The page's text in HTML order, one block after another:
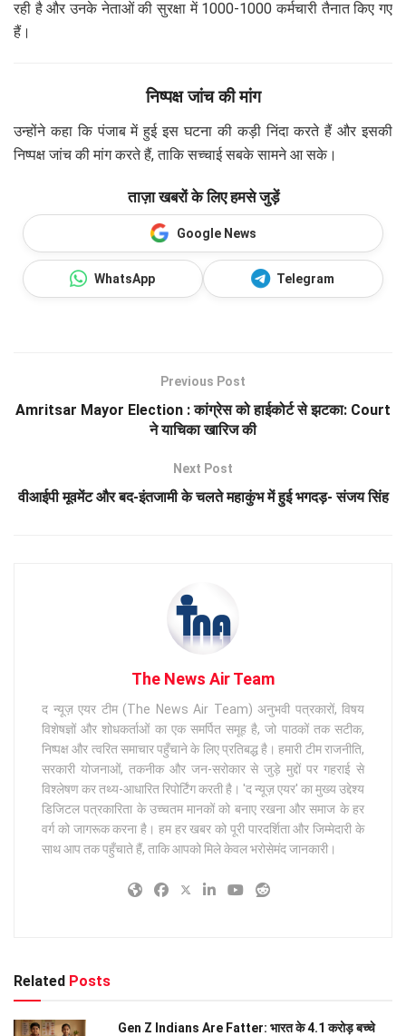
रही है और उनके नेताओं की सुरक्षा में 1000-1000 कर्मचारी तैनात किए गए
हैं।
निष्पक्ष जांच की मांग
उन्होंने कहा कि पंजाब में हुई इस घटना की कड़ी निंदा करते हैं और इसकी
निष्पक्ष जांच की मांग करते हैं, ताकि सच्चाई सबके सामने आ सके।
ताज़ा खबरों के लिए हमसे जुड़ें
Google News
WhatsApp Telegram
Previous Post
Amritsar Mayor Election : कांग्रेस को हाईकोर्ट से झटका: Court
ने याचिका खारिज की
Next Post
वीआईपी मूवमेंट और बद-इंतजामी के चलते महाकुंभ में हुई भगदड़- संजय सिंह
The News Air Team
द न्यूज़ एयर टीम (The News Air Team) अनुभवी पत्रकारों, विषय
विशेषज्ञों और शोधकर्ताओं का एक समर्पित समूह है, जो पाठकों तक सटीक,
निष्पक्ष और त्वरित समाचार पहुँचाने के लिए प्रतिबद्ध है। हमारी टीम राजनीति,
सरकारी योजनाओं, तकनीक और जन-सरोकार से जुड़े मुद्दों पर गहराई से
विश्लेषण कर तथ्य-आधारित रिपोर्टिंग करती है। 'द न्यूज़ एयर' का मुख्य उद्देश्य
डिजिटल पत्रकारिता के उच्चतम मानकों को बनाए रखना और समाज के हर
वर्ग को जागरूक करना है। हम हर खबर को पूरी पारदर्शिता और जिम्मेदारी के
साथ आप तक पहुँचाते हैं, ताकि आपको मिले केवल भरोसेमंद जानकारी।
Related Posts
Gen Z Indians Are Fatter: भारत के 4.1 करोड़ बच्चे